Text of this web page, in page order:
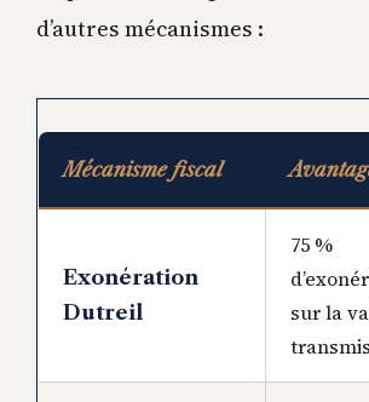
d’autres mécanismes :
Mécanisme fiscal
Exonération
Dutreil
75 %
sur la